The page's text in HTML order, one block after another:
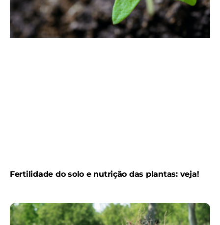
Fertilidade do solo e nutrição das plantas: veja!